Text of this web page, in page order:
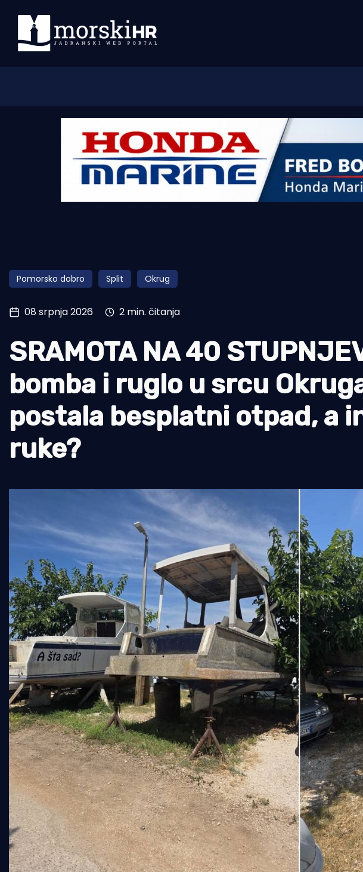
Morski plus
Pomorstvo
Ribolov
Tradicija i kultura
Pomorsko dobro Split Okrug
08 srpnja 2026 2 min. čitanja
SRAMOTA NA 40
bomba i ruglo u srcu
postala besplatni otpad, a
ruke?